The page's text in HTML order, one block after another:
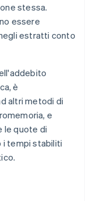
stessa.
essere
estratti conto
è
altri metodi di
e
le quote di
i tempi stabiliti